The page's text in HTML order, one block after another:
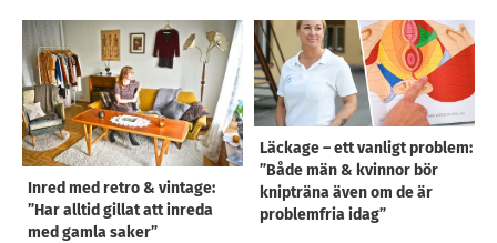
Inred med retro & vintage:
”Har alltid gillat att inreda
med gamla saker”
Läckage – ett vanligt problem:
”Både män & kvinnor bör
knipträna även om de är
problemfria idag”